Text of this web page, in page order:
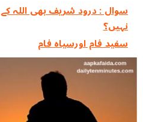
سوال : درود شریف بھی اللہ
نہیں؟
سفید فام اورسیاہ فام